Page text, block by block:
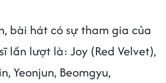
bài hát có sự tham gia của
lần lượt là: Joy (Red Velvet),
Yeonjun, Beomgyu,